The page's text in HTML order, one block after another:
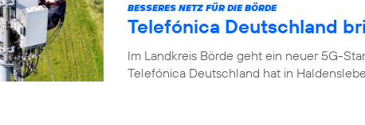
BESSERES NETZ FÜR DIE BÖRDE
Telefónica Deutschland
Im Landkreis Börde geht ein neuer 5G-
Telefónica Deutschland hat in